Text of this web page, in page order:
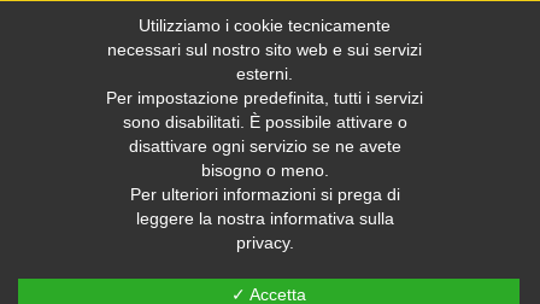
Valentini Antonio s.r.l.
Tel +39 049 5790797 - Fax +39 049 9316876 - info@valentini-
group.com
C.F. E P.IVA 04383410281
Privacy-Web Privacy Policy
Utilizziamo i cookie tecnicamente
necessari sul nostro sito web e sui servizi
esterni.
Per impostazione predefinita, tutti i servizi
sono disabilitati. È possibile attivare o
disattivare ogni servizio se ne avete
bisogno o meno.
Per ulteriori informazioni si prega di
leggere la nostra informativa sulla
privacy.
✓ Accetta